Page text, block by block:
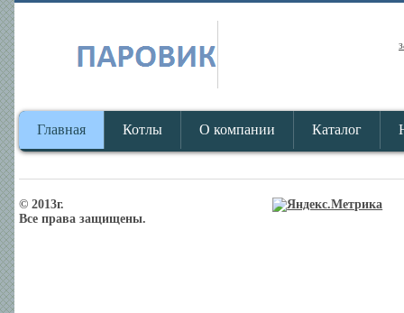
Главная Котлы О компании Каталог
© 2013г.
Все права защищены.